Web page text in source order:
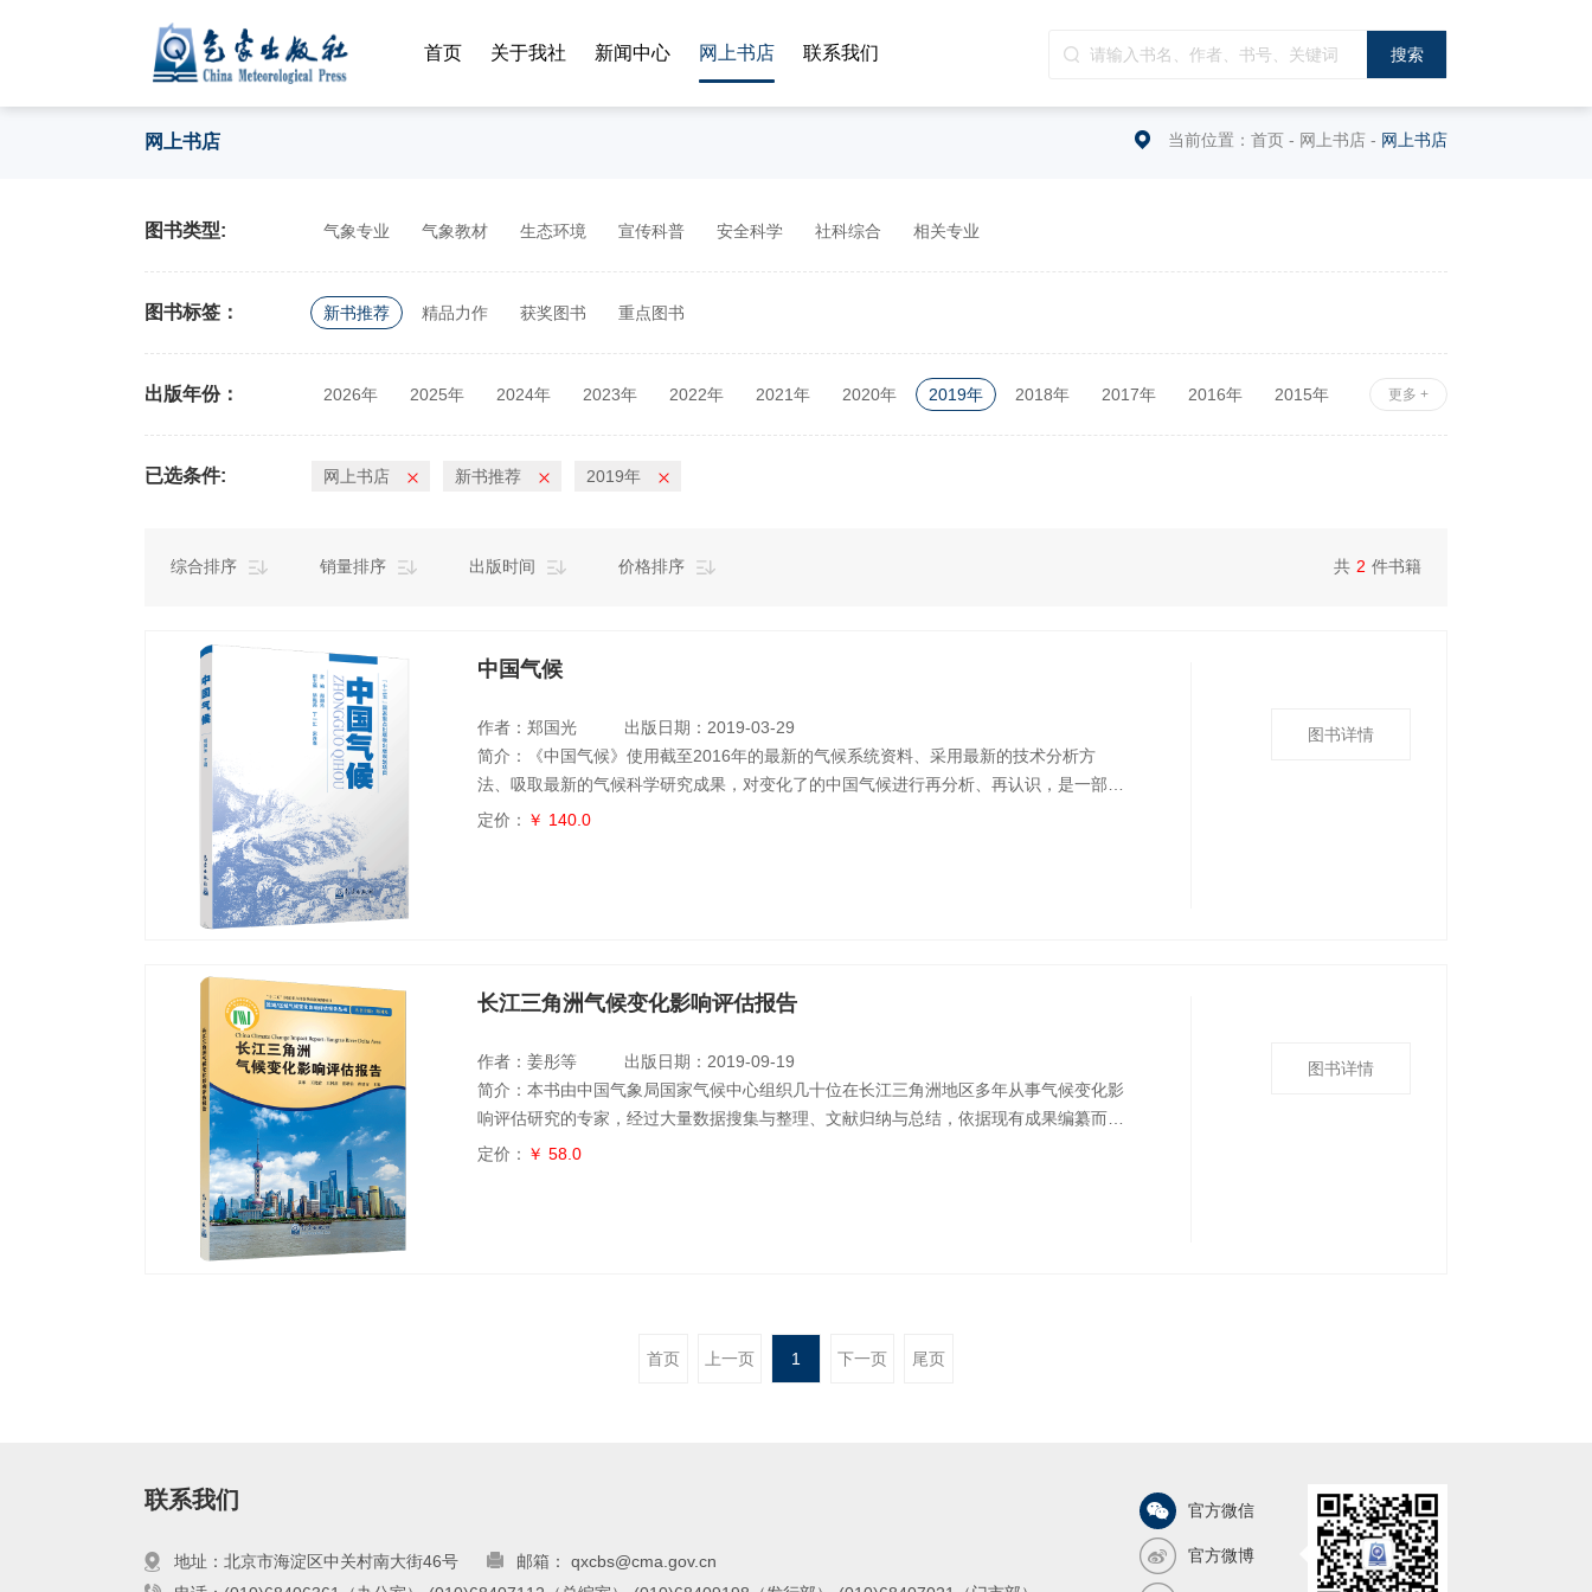
首页 关于我社 新闻中心 网上书店 联系我们
网上书店 当前位置： 首页 - 网上书店 - 网上书店
图书类型: 气象专业 气象教材 生态环境 宣传科普 安全科学 社科综合 相关专业
图书标签： 新书推荐 精品力作 获奖图书 重点图书
出版年份： 更多 +
2026年 2025年 2024年 2023年 2022年 2021年 2020年 2019年 2018年 2017年 2016年
2015年
已选条件: 网上书店 新书推荐 2019年
综合排序 销量排序 出版时间 价格排序 共 2 件书籍
中国气候
作者：郑国光
出版日期：2019-03-29
简介：《中国气候》使用截至2016年的最新的气候系统资料、采用最新的技术分析方
法、吸取最新的气候科学研究成果，对变化了的中国气候进行再分析、再认识，是一部精
准刻画当代中国气候、全面反映中国气候家底的权威著作。全书共分八章，不 仅梳理刻
定价： ￥ 140.0
图书详情
长江三角洲气候变化影响评估报告
作者：姜彤等
出版日期：2019-09-19
简介：本书由中国气象局国家气候中心组织几十位在长江三角洲地区多年从事气候变化影
响评估研究的专家，经过大量数据搜集与整理、文献归纳与总结，依据现有成果编纂而
成。地处长江入海口的长江三角洲地区，是我国经济最发达地区之一，人口和经济产业密
定价： ￥ 58.0
图书详情
首页 上一页 1 下一页 尾页
官方微信
官方微博
联系我们
地址：北京市海淀区中关村南大街46号
邮箱： qxcbs@cma.gov.cn